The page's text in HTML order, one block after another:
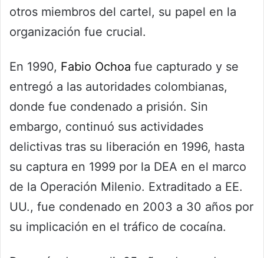
otros miembros del cartel, su papel en la
organización fue crucial.
En 1990, Fabio Ochoa fue capturado y se
entregó a las autoridades colombianas,
donde fue condenado a prisión. Sin
embargo, continuó sus actividades
delictivas tras su liberación en 1996, hasta
su captura en 1999 por la DEA en el marco
de la Operación Milenio. Extraditado a EE.
UU., fue condenado en 2003 a 30 años por
su implicación en el tráfico de cocaína.